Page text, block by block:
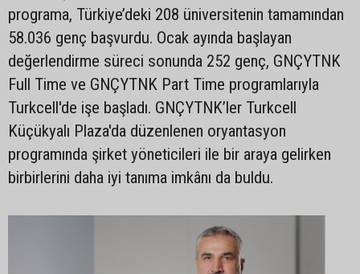
programa, Türkiye’deki 208 üniversitenin tamamından
58.036 genç başvurdu. Ocak ayında başlayan
değerlendirme süreci sonunda 252 genç, GNÇYTNK
Full Time ve GNÇYTNK Part Time programlarıyla
Turkcell'de işe başladı. GNÇYTNK’ler Turkcell
Küçükyalı Plaza'da düzenlenen oryantasyon
programında şirket yöneticileri ile bir araya gelirken
birbirlerini daha iyi tanıma imkânı da buldu.